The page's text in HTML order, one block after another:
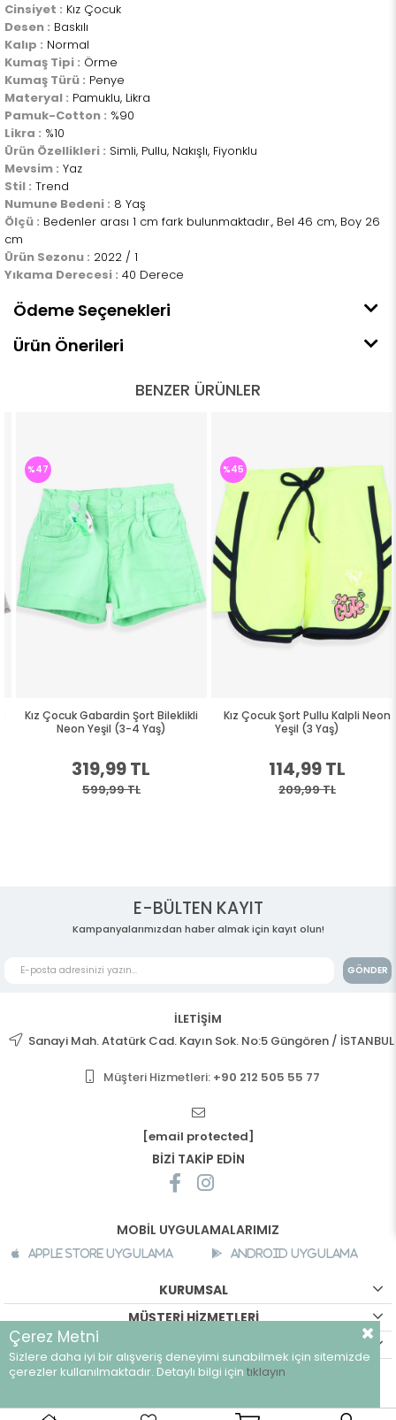
Cinsiyet : Kız Çocuk
Desen : Baskılı
Kalıp : Normal
Kumaş Tipi : Örme
Kumaş Türü : Penye
Materyal : Pamuklu, Likra
Pamuk-Cotton : %90
Likra : %10
Ürün Özellikleri : Simli, Pullu, Nakışlı, Fiyonklu
Mevsim : Yaz
Stil : Trend
Numune Bedeni : 8 Yaş
Ölçü : Bedenler arası 1 cm fark bulunmaktadır., Bel 46 cm, Boy 26
cm
Ürün Sezonu : 2022 / 1
Yıkama Derecesi : 40 Derece
Ödeme Seçenekleri
Ürün Önerileri
BENZER ÜRÜNLER
Kız Çocuk Gabardin Şort Bileklikli
Neon Yeşil (3-4 Yaş)
319,99 TL
599,99 TL
%47
Kız Çocuk Şort Pullu Kalpli Neon
Yeşil (3 Yaş)
114,99 TL
209,99 TL
%45
E-BÜLTEN KAYIT
Kampanyalarımızdan haber almak için kayıt olun!
GÖNDER
İLETİŞİM
Sanayi Mah. Atatürk Cad. Kayın Sok. No:5 Güngören / İSTANBUL
Müşteri Hizmetleri: +90 212 505 55 77
[email protected]
BİZİ TAKİP EDİN
MOBİL UYGULAMALARIMIZ
Apple Store Uygulama Android Uygulama
KURUMSAL
MÜŞTERİ HİZMETLERİ
©breeze.com.tr - Tüm hakları saklıdır.
Çerez Metni
Sizlere daha iyi bir alışveriş deneyimi sunabilmek için sitemizde
çerezler kullanılmaktadır. Detaylı bilgi için tıklayın